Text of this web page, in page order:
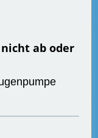
ab oder